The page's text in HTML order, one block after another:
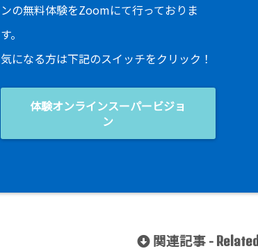
ンの無料体験をZoomにて行っておりま
す。
気になる方は下記のスイッチをクリック！
体験オンラインスーパービジョ
ン
関連記事 -